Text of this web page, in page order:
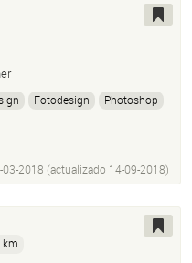
Fotodesign
Photoshop
Maya 3D
03-2018 (actualizado 14-09-2018)
km